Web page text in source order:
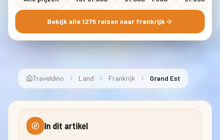
Bekijk alle 1275 reizen naar frankrijk
Traveldino Land Frankrijk Grand Est
In dit artikel